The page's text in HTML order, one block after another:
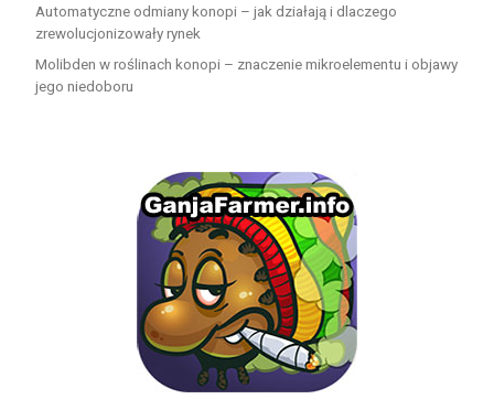
Automatyczne odmiany konopi – jak działają i dlaczego
zrewolucjonizowały rynek
Molibden w roślinach konopi – znaczenie mikroelementu i objawy
jego niedoboru